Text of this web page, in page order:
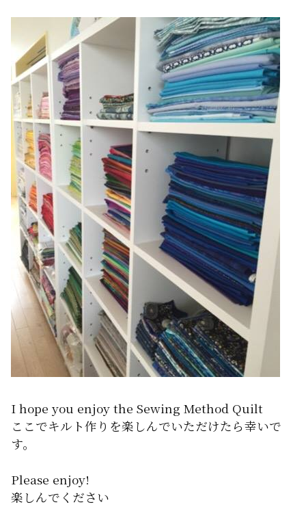
I hope you enjoy the Sewing Method Quilt
ここでキルト作りを楽しんでいただけたら幸いで
す。
Please enjoy!
楽しんでください